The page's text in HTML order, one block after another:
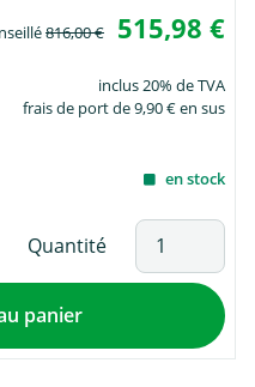
816,00 € 515,98 €
inclus 20% de TVA
frais de port de 9,90 € en sus
en stock
Quantité
panier